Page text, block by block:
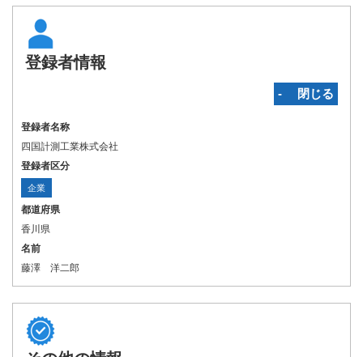
登録者情報
‐ 閉じる
登録者名称
四国計測工業株式会社
登録者区分
企業
都道府県
香川県
名前
藤澤 洋二郎